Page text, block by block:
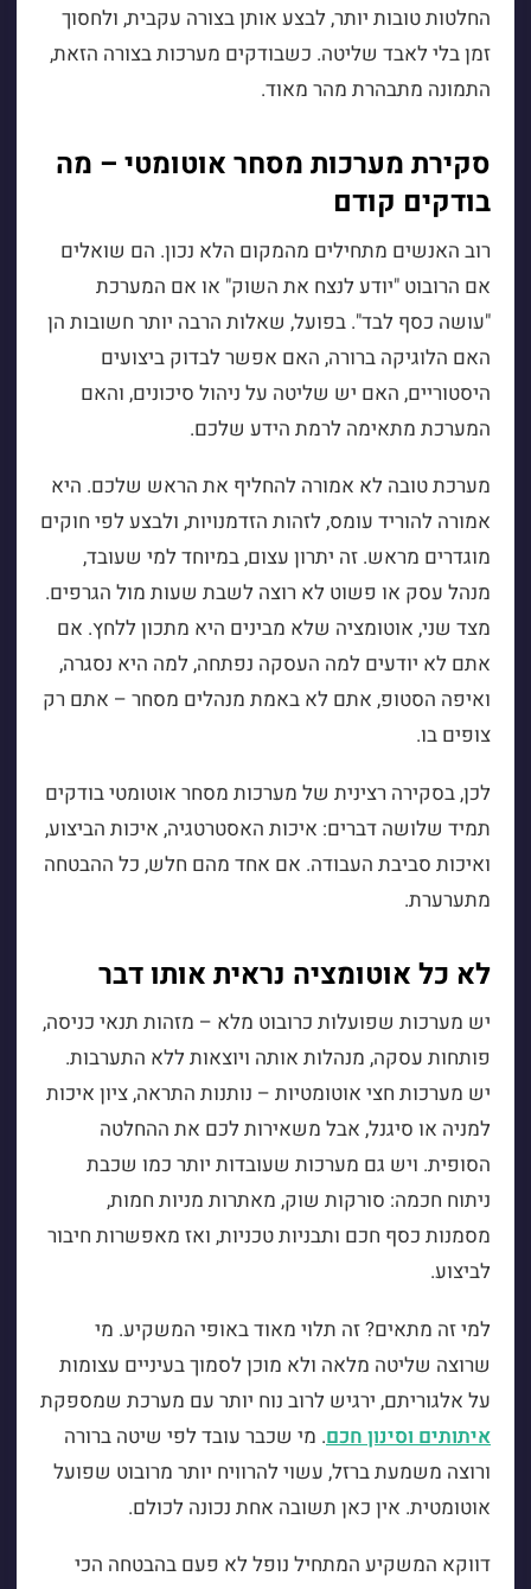
החלטות טובות יותר, לבצע אותן בצורה עקבית, ולחסוך
זמן בלי לאבד שליטה. כשבודקים מערכות בצורה הזאת,
התמונה מתבהרת מהר מאוד.
סקירת מערכות מסחר אוטומטי – מה
בודקים קודם
רוב האנשים מתחילים מהמקום הלא נכון. הם שואלים
אם הרובוט "יודע לנצח את השוק" או אם המערכת
"עושה כסף לבד". בפועל, שאלות הרבה יותר חשובות הן
האם הלוגיקה ברורה, האם אפשר לבדוק ביצועים
היסטוריים, האם יש שליטה על ניהול סיכונים, והאם
המערכת מתאימה לרמת הידע שלכם.
מערכת טובה לא אמורה להחליף את הראש שלכם. היא
אמורה להוריד עומס, לזהות הזדמנויות, ולבצע לפי חוקים
מוגדרים מראש. זה יתרון עצום, במיוחד למי שעובד,
מנהל עסק או פשוט לא רוצה לשבת שעות מול הגרפים.
מצד שני, אוטומציה שלא מבינים היא מתכון ללחץ. אם
אתם לא יודעים למה העסקה נפתחה, למה היא נסגרה,
ואיפה הסטופ, אתם לא באמת מנהלים מסחר – אתם רק
צופים בו.
לכן, בסקירה רצינית של מערכות מסחר אוטומטי בודקים
תמיד שלושה דברים: איכות האסטרטגיה, איכות הביצוע,
ואיכות סביבת העבודה. אם אחד מהם חלש, כל ההבטחה
מתערערת.
לא כל אוטומציה נראית אותו דבר
יש מערכות שפועלות כרובוט מלא – מזהות תנאי כניסה,
פותחות עסקה, מנהלות אותה ויוצאות ללא התערבות.
יש מערכות חצי אוטומטיות – נותנות התראה, ציון איכות
למניה או סיגנל, אבל משאירות לכם את ההחלטה
הסופית. ויש גם מערכות שעובדות יותר כמו שכבת
ניתוח חכמה: סורקות שוק, מאתרות מניות חמות,
מסמנות כסף חכם ותבניות טכניות, ואז מאפשרות חיבור
לביצוע.
למי זה מתאים? זה תלוי מאוד באופי המשקיע. מי
שרוצה שליטה מלאה ולא מוכן לסמוך בעיניים עצומות
על אלגוריתם, ירגיש לרוב נוח יותר עם מערכת שמספקת
איתותים וסינון חכם. מי שכבר עובד לפי שיטה ברורה
ורוצה משמעת ברזל, עשוי להרוויח יותר מרובוט שפועל
אוטומטית. אין כאן תשובה אחת נכונה לכולם.
דווקא המשקיע המתחיל נופל לא פעם בהבטחה הכי